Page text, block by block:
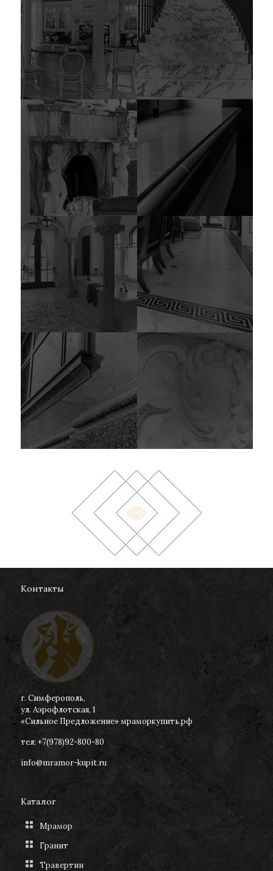
Контакты
г. Симферополь,
ул. Аэрофлотская, 1
«Сильное Предложение» мраморкупить.рф
тел: +7(978)92-800-80
info@mramor-kupit.ru
Каталог
Мрамор
Гранит
Травертин